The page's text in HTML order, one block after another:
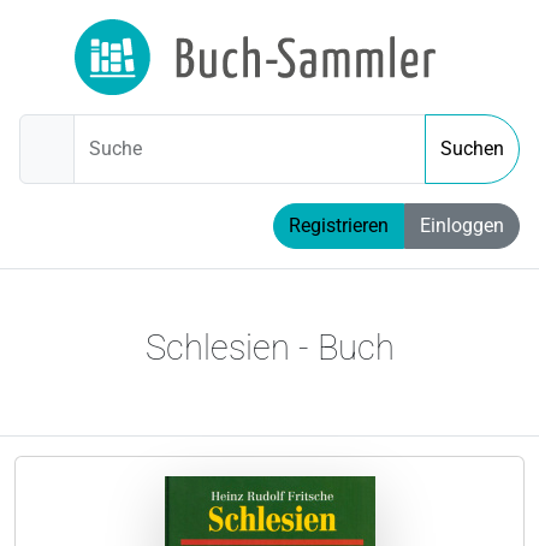
Suche Suchen
Registrieren Einloggen
Schlesien - Buch